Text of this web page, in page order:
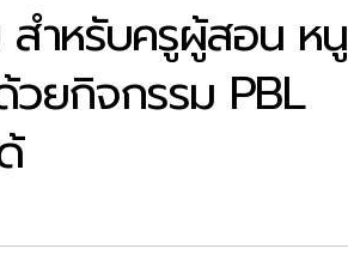
ำหรับครูผู้สอน หนู
ยกิจกรรม PBL